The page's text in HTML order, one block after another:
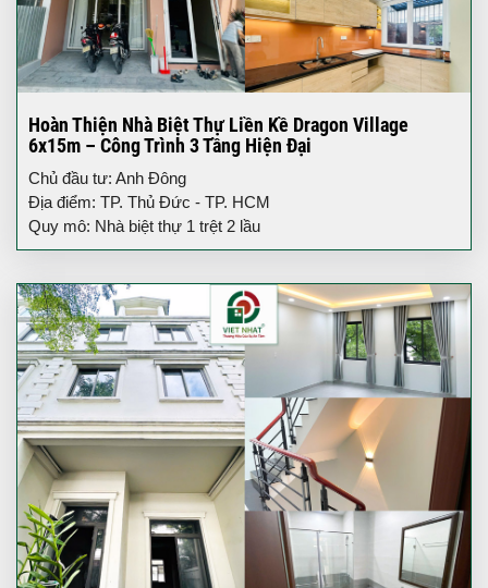
Hoàn Thiện Nhà Biệt Thự Liền Kề Dragon Village
6x15m – Công Trình 3 Tầng Hiện Đại
Chủ đầu tư: Anh Đông
Địa điểm: TP. Thủ Đức - TP. HCM
Quy mô: Nhà biệt thự 1 trệt 2 lầu